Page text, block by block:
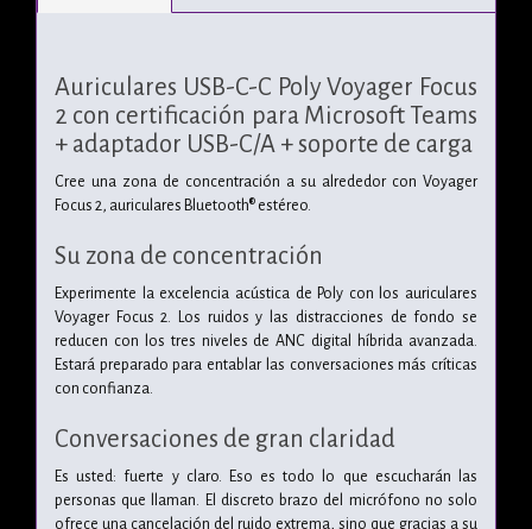
Auriculares USB-C-C Poly Voyager Focus
2 con certificación para Microsoft Teams
+ adaptador USB-C/A + soporte de carga
Cree una zona de concentración a su alrededor con Voyager
Focus 2, auriculares Bluetooth® estéreo.
Su zona de concentración
Experimente la excelencia acústica de Poly con los auriculares
Voyager Focus 2. Los ruidos y las distracciones de fondo se
reducen con los tres niveles de ANC digital híbrida avanzada.
Estará preparado para entablar las conversaciones más críticas
con confianza.
Conversaciones de gran claridad
Es usted: fuerte y claro. Eso es todo lo que escucharán las
personas que llaman. El discreto brazo del micrófono no solo
ofrece una cancelación del ruido extrema, sino que gracias a su